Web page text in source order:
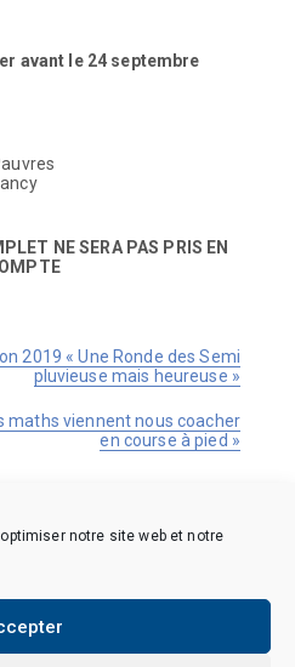
notre site web et notre
avant le 24 septembre
NE SERA PAS PRIS EN
2019 « Une Ronde des Semi
pluvieuse mais heureuse »
maths viennent nous coacher
en course à pied »
CNRS. Tous droits réservés.
Politique de confidentialité